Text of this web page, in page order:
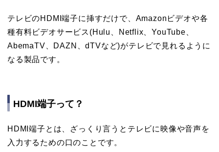
テレビのHDMI端子に挿すだけで、Amazonビデオや各
種有料ビデオサービス(Hulu、Netflix、YouTube、
AbemaTV、DAZN、dTVなど)がテレビで見れるように
なる製品です。
HDMI端子って？
HDMI端子とは、ざっくり言うとテレビに映像や音声を
入力するための口のことです。